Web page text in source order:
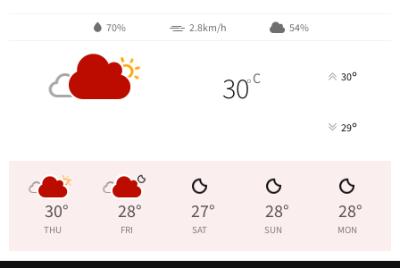
70% 2.8km/h 54%
30°C 30°
29°
30°
THU
28°
FRI
27°
SAT
28°
SUN
28°
MON